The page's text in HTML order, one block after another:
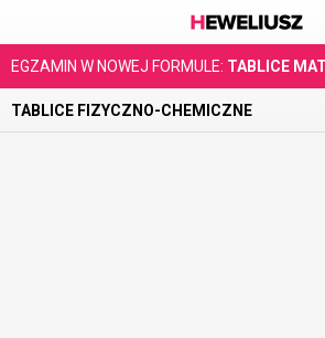
EGZAMIN W NOWEJ FORMULE: TABLICE
TABLICE FIZYCZNO-CHEMICZNE